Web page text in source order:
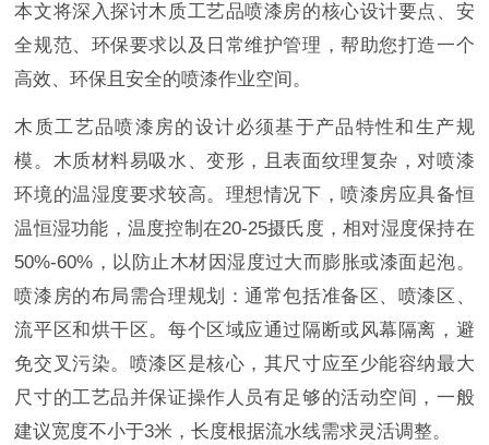
本文将深入探讨木质工艺品喷漆房的核心设计要点、安
全规范、环保要求以及日常维护管理，帮助您打造一个
高效、环保且安全的喷漆作业空间。
木质工艺品喷漆房的设计必须基于产品特性和生产规
模。木质材料易吸水、变形，且表面纹理复杂，对喷漆
环境的温湿度要求较高。理想情况下，喷漆房应具备恒
温恒湿功能，温度控制在20-25摄氏度，相对湿度保持在
50%-60%，以防止木材因湿度过大而膨胀或漆面起泡。
喷漆房的布局需合理规划：通常包括准备区、喷漆区、
流平区和烘干区。每个区域应通过隔断或风幕隔离，避
免交叉污染。喷漆区是核心，其尺寸应至少能容纳最大
尺寸的工艺品并保证操作人员有足够的活动空间，一般
建议宽度不小于3米，长度根据流水线需求灵活调整。